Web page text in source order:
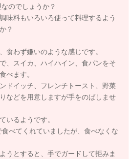
のでしょうか？
味料もいろいろ使って料理するよう
？
食わず嫌いのような感じです。
、スイカ、ハイハイン、食パンをそ
べます。
ドイッチ、フレンチトースト、野菜
などを用意しますが手をのばしませ
いるようです。
べてくれていましたが、食べなくな
うとすると、手でガードして拒みま